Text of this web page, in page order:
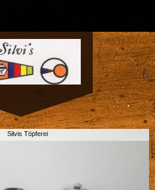
Silvis Töpferei